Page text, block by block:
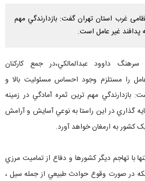
غرب استان تهران گفت: بازدارندگي مهم
پدافند غير عامل است.
داوود عبدالمالکي،در جمع کارکنان
را مستلزم وجود احساس مسئوليت بالا و
مهم ترين ثمره آمادگي در زمينه
گذاري در اين راستا به نوعي آسايش و آرامش
کشور به ارمغان خواهد آورد.
با تهاجم ديگر کشورها و دفاع از تماميت مرزي
در صورت وقوع حوادث طبيعي از جمله سيل ،